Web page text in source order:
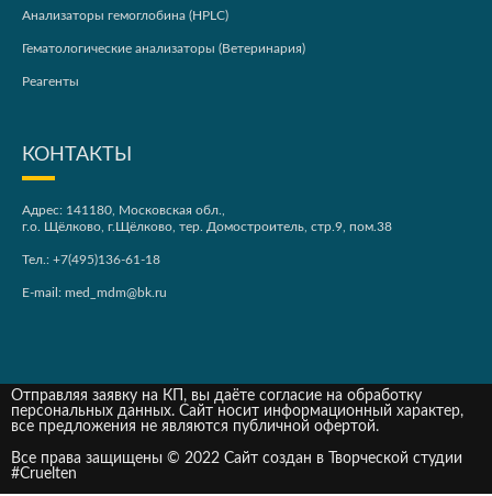
Анализаторы гемоглобина (HPLC)
Гематологические анализаторы (Ветеринария)
Реагенты
КОНТАКТЫ
Адрес: 141180, Московская обл.,
г.о. Щёлково, г.Щёлково, тер. Домостроитель, стр.9, пом.38
Тел.: +7(495)136-61-18
E-mail: med_mdm@bk.ru
Отправляя заявку на КП, вы даёте согласие на обработку
персональных данных. Сайт носит информационный характер,
все предложения не являются публичной офертой.
Все права защищены © 2022 Сайт создан в Творческой студии
#Cruelten